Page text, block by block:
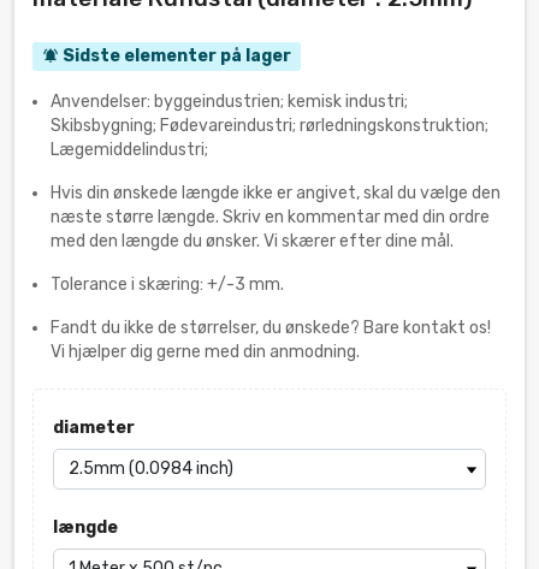
notifications_active Sidste elementer på lager
Anvendelser: byggeindustrien; kemisk industri;
Skibsbygning; Fødevareindustri; rørledningskonstruktion;
Lægemiddelindustri;
Hvis din ønskede længde ikke er angivet, skal du vælge den
næste større længde. Skriv en kommentar med din ordre
med den længde du ønsker. Vi skærer efter dine mål.
Tolerance i skæring: +/-3 mm.
Fandt du ikke de størrelser, du ønskede? Bare kontakt os!
Vi hjælper dig gerne med din anmodning.
diameter
længde